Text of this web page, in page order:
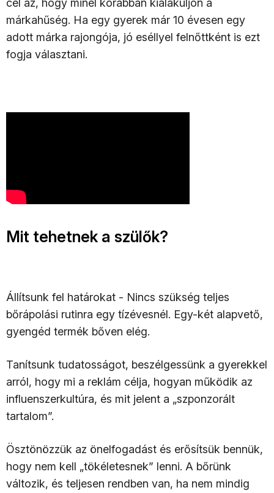
cél az, hogy minél korábban kialakuljon a
márkahűség. Ha egy gyerek már 10 évesen egy
adott márka rajongója, jó eséllyel felnőttként is ezt
fogja választani.
Mit tehetnek a szülők?
Állítsunk fel határokat - Nincs szükség teljes
bőrápolási rutinra egy tízévesnél. Egy-két alapvető,
gyengéd termék bőven elég.
Tanítsunk tudatosságot, beszélgessünk a gyerekkel
arról, hogy mi a reklám célja, hogyan működik az
influenszerkultúra, és mit jelent a „szponzorált
tartalom”.
Ösztönözzük az önelfogadást és erősítsük bennük,
hogy nem kell „tökéletesnek” lenni. A bőrünk
változik, és teljesen rendben van, ha nem mindig